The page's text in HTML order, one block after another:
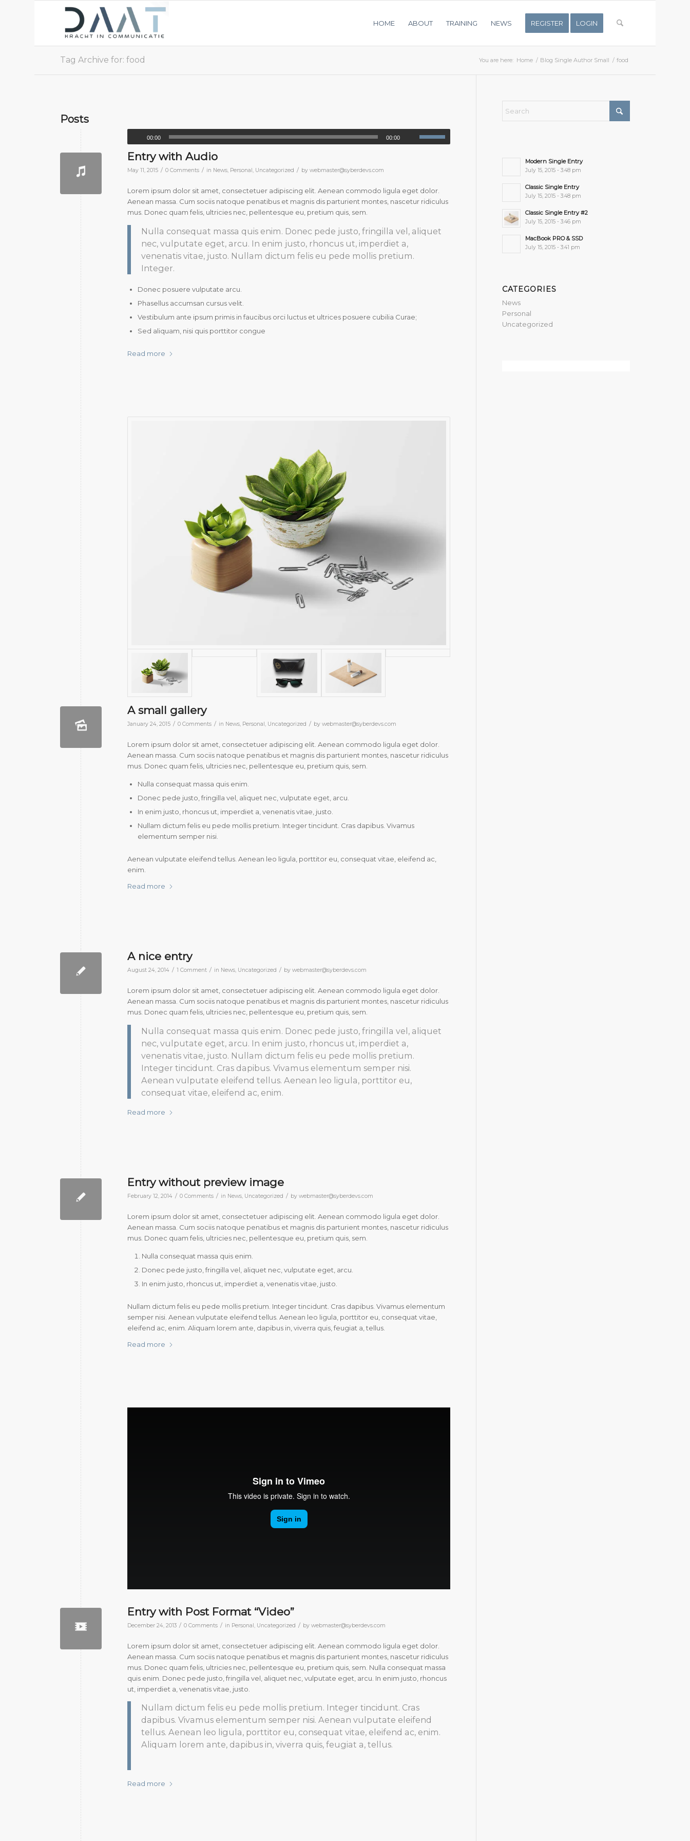
HOME ABOUT TRAINING NEWS REGISTER LOGIN
Tag Archive for: food You are here: Home / Blog Single Author Small / food
Posts
00:00 00:00
Entry with Audio
May 11, 2015 / 0 Comments / in News, Personal, Uncategorized / bywebmaster@syberdevs.com
Lorem ipsum dolor sit amet, consectetuer adipiscing elit. Aenean commodo ligula eget dolor.
Aenean massa. Cum sociis natoque penatibus et magnis dis parturient montes, nascetur ridiculus
mus. Donec quam felis, ultricies nec, pellentesque eu, pretium quis, sem.
Nulla consequat massa quis enim. Donec pede justo, fringilla vel, aliquet
nec, vulputate eget, arcu. In enim justo, rhoncus ut, imperdiet a,
venenatis vitae, justo. Nullam dictum felis eu pede mollis pretium.
Integer.
Donec posuere vulputate arcu.
Phasellus accumsan cursus velit.
Vestibulum ante ipsum primis in faucibus orci luctus et ultrices posuere cubilia Curae;
Sed aliquam, nisi quis porttitor congue
Read more
A small gallery
January 24, 2015 / 0 Comments / in News, Personal, Uncategorized / bywebmaster@syberdevs.com
Lorem ipsum dolor sit amet, consectetuer adipiscing elit. Aenean commodo ligula eget dolor.
Aenean massa. Cum sociis natoque penatibus et magnis dis parturient montes, nascetur ridiculus
mus. Donec quam felis, ultricies nec, pellentesque eu, pretium quis, sem.
Nulla consequat massa quis enim.
Donec pede justo, fringilla vel, aliquet nec, vulputate eget, arcu.
In enim justo, rhoncus ut, imperdiet a, venenatis vitae, justo.
Nullam dictum felis eu pede mollis pretium. Integer tincidunt. Cras dapibus. Vivamus
elementum semper nisi.
Aenean vulputate eleifend tellus. Aenean leo ligula, porttitor eu, consequat vitae, eleifend ac,
enim.
Read more
A nice entry
August 24, 2014 / 1 Comment / in News, Uncategorized / bywebmaster@syberdevs.com
Lorem ipsum dolor sit amet, consectetuer adipiscing elit. Aenean commodo ligula eget dolor.
Aenean massa. Cum sociis natoque penatibus et magnis dis parturient montes, nascetur ridiculus
mus. Donec quam felis, ultricies nec, pellentesque eu, pretium quis, sem.
Nulla consequat massa quis enim. Donec pede justo, fringilla vel, aliquet
nec, vulputate eget, arcu. In enim justo, rhoncus ut, imperdiet a,
venenatis vitae, justo. Nullam dictum felis eu pede mollis pretium.
Integer tincidunt. Cras dapibus. Vivamus elementum semper nisi.
Aenean vulputate eleifend tellus. Aenean leo ligula, porttitor eu,
consequat vitae, eleifend ac, enim.
Read more
Entry without preview image
February 12, 2014 / 0 Comments / in News, Uncategorized / bywebmaster@syberdevs.com
Lorem ipsum dolor sit amet, consectetuer adipiscing elit. Aenean commodo ligula eget dolor.
Aenean massa. Cum sociis natoque penatibus et magnis dis parturient montes, nascetur ridiculus
mus. Donec quam felis, ultricies nec, pellentesque eu, pretium quis, sem.
Nulla consequat massa quis enim.
Donec pede justo, fringilla vel, aliquet nec, vulputate eget, arcu.
In enim justo, rhoncus ut, imperdiet a, venenatis vitae, justo.
Nullam dictum felis eu pede mollis pretium. Integer tincidunt. Cras dapibus. Vivamus elementum
semper nisi. Aenean vulputate eleifend tellus. Aenean leo ligula, porttitor eu, consequat vitae,
eleifend ac, enim. Aliquam lorem ante, dapibus in, viverra quis, feugiat a, tellus.
Read more
Entry with Post Format “Video”
December 24, 2013 / 0 Comments / in Personal, Uncategorized / bywebmaster@syberdevs.com
Lorem ipsum dolor sit amet, consectetuer adipiscing elit. Aenean commodo ligula eget dolor.
Aenean massa. Cum sociis natoque penatibus et magnis dis parturient montes, nascetur ridiculus
mus. Donec quam felis, ultricies nec, pellentesque eu, pretium quis, sem. Nulla consequat massa
quis enim. Donec pede justo, fringilla vel, aliquet nec, vulputate eget, arcu. In enim justo, rhoncus
ut, imperdiet a, venenatis vitae, justo.
Nullam dictum felis eu pede mollis pretium. Integer tincidunt. Cras
dapibus. Vivamus elementum semper nisi. Aenean vulputate eleifend
tellus. Aenean leo ligula, porttitor eu, consequat vitae, eleifend ac, enim.
Aliquam lorem ante, dapibus in, viverra quis, feugiat a, tellus.
Read more
Modern Single Entry
July 15, 2015 - 3:48 pm
Classic Single Entry
July 15, 2015 - 3:48 pm
Classic Single Entry #2
July 15, 2015 - 3:46 pm
MacBook PRO & SSD
July 15, 2015 - 3:41 pm
CATEGORIES
News
Personal
Uncategorized